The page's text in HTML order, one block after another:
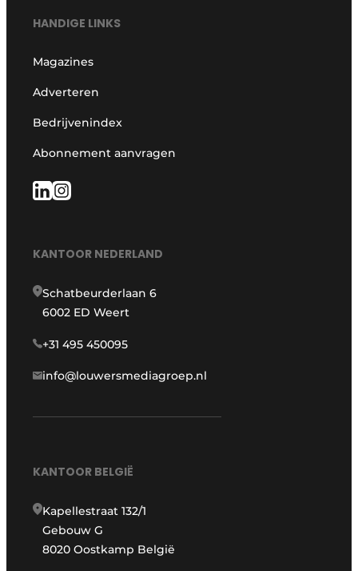
HANDIGE LINKS
Magazines
Adverteren
Bedrijvenindex
Abonnement aanvragen
KANTOOR NEDERLAND
Schatbeurderlaan 6
6002 ED Weert
+31 495 450095
info@louwersmediagroep.nl
KANTOOR BELGIË
Kapellestraat 132/1
Gebouw G
8020 Oostkamp België